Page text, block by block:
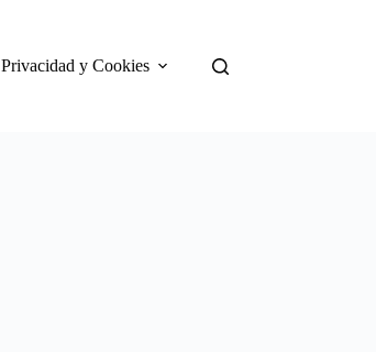
Privacidad y Cookies